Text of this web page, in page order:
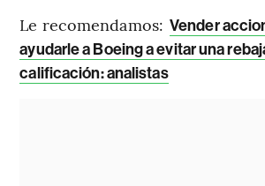
Le recomendamos: Vender
ayudarle a Boeing a evitar una
calificación: analistas